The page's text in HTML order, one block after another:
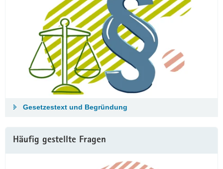
Gesetzestext und Begründung
Häufig gestellte Fragen